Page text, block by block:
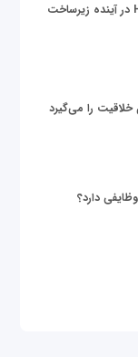
زیر پوست دنیای داده؛ نقش سرور HP در آینده زیرساخت
خلاقیت را می‌گیرد
دارد؟